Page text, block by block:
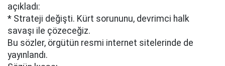
açıkladı:
* Strateji değişti. Kürt sorununu, devrimci halk
savaşı ile çözeceğiz.
Bu sözler, örgütün resmi internet sitelerinde de
yayınlandı.